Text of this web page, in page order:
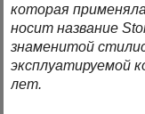
которая
носит название
знаменитой
эксплуатируемой
лет.